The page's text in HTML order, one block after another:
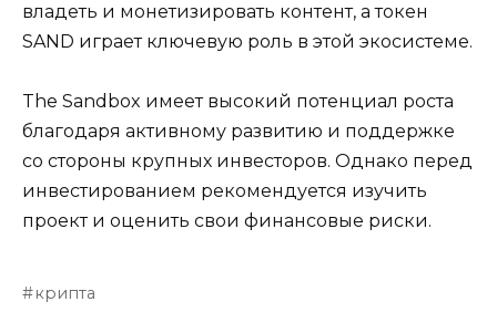
владеть и монетизировать контент, а токен
SAND играет ключевую роль в этой экосистеме.
The Sandbox имеет высокий потенциал роста
благодаря активному развитию и поддержке
со стороны крупных инвесторов. Однако перед
инвестированием рекомендуется изучить
проект и оценить свои финансовые риски.
крипта